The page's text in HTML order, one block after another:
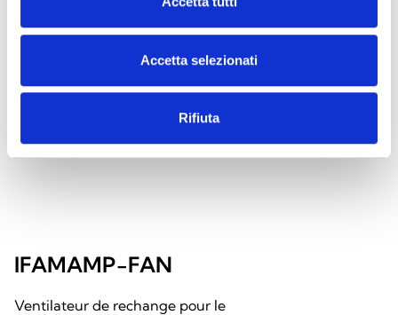
Accetta selezionati
Rifiuta
IFAMAMP-FAN
Ventilateur de rechange pour le